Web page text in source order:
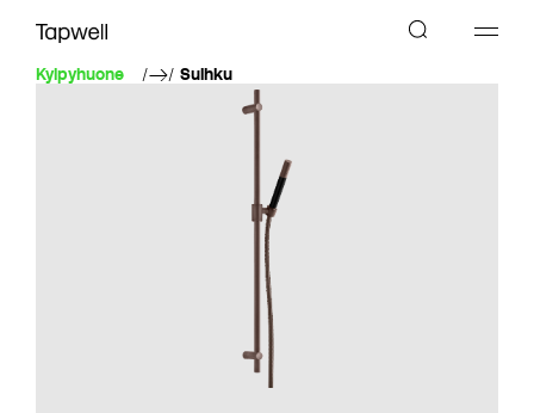
Kylpyhuone Suihku